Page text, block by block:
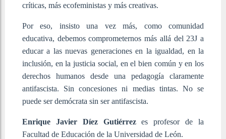
críticas, más ecofeministas y más creativas.
Por eso, insisto una vez más, como comunidad
educativa, debemos comprometernos más allá del 23J a
educar a las nuevas generaciones en la igualdad, en la
inclusión, en la justicia social, en el bien común y en los
derechos humanos desde una pedagogía claramente
antifascista. Sin concesiones ni medias tintas. No se
puede ser demócrata sin ser antifascista.
Enrique Javier Díez Gutiérrezes profesor de la
Facultad de Educación de la Universidad de León.